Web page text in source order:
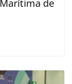
de